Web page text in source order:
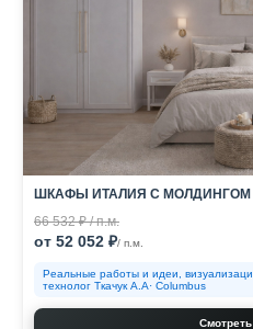
ШКАФЫ ИТАЛИЯ С МОЛДИНГОМ
66 532 ₽ / п.м.
от 52 052 ₽/ п.м.
Реальные работы и идеи,
технолог Ткачук А.А· Columbus
Смотреть